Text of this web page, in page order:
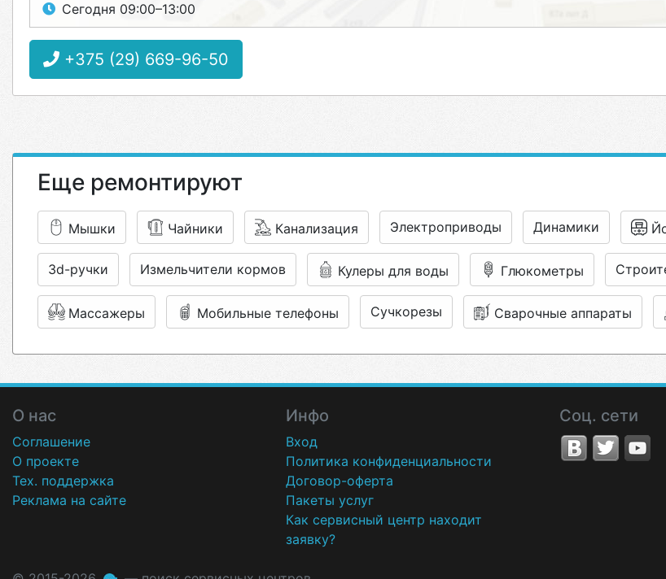
Сегодня 09:00–13:00
+375 (29) 669-96-50
Еще ремонтируют
Мышки Чайники Канализация Электроприводы Динамики
3d-ручки Измельчители кормов Кулеры для воды Глюкометры
Массажеры Мобильные телефоны Сучкорезы Сварочные аппараты
О нас
Соглашение
О проекте
Тех. поддержка
Реклама на сайте
Инфо
Вход
Политика конфиденциальности
Договор-оферта
Пакеты услуг
Как сервисный центр находит
заявку?
Соц. сети